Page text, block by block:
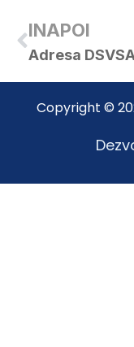
INAPOI
Copyright ©